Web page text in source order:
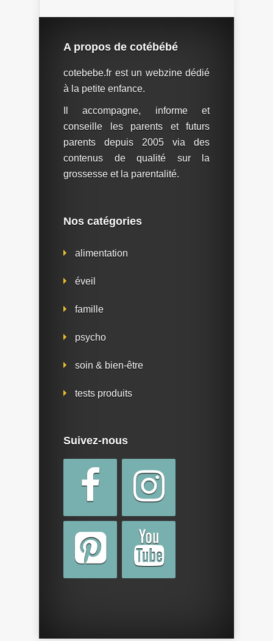
A propos de cotébébé
cotebebe.fr est un webzine dédié
à la petite enfance.
Il accompagne, informe et
conseille les parents et futurs
parents depuis 2005 via des
contenus de qualité sur la
grossesse et la parentalité.
Nos catégories
alimentation
éveil
famille
psycho
soin & bien-être
tests produits
Suivez-nous